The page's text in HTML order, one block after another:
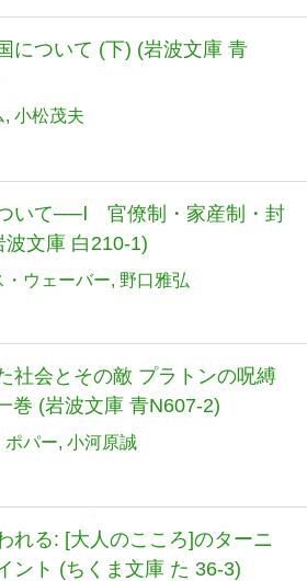
について (下) (岩波文庫 青
小松茂夫
いて──Ⅰ 官僚制・家産制・封
波文庫 白210-1)
・ウェーバー 野口雅弘
社会とその敵 プラトンの呪縛
巻 (岩波文庫 青N607-2)
ポパー 小河原誠
れる: [大人のこころ]のターニ
ント (ちくま文庫 た 36-3)